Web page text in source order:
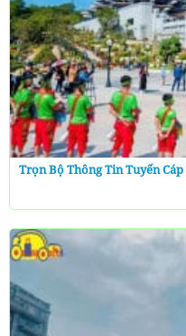
Trọn Bộ Thông Tin Tuyến